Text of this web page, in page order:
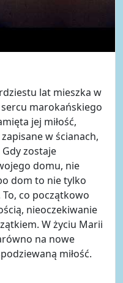
lat mieszka w
marokańskiego
jej miłość,
w ścianach,
zostaje
domu, nie
dom to nie tylko
co początkowo
nieoczekiwanie
W życiu Marii
na nowe
miłość.